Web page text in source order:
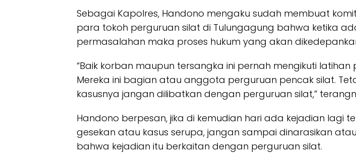
Sebagai Kapolres, Handono mengaku sudah membuat
para tokoh perguruan silat di Tulungagung bahwa ketika
permasalahan maka proses hukum yang akan
“Baik korban maupun tersangka ini pernah mengikuti latihan
Mereka ini bagian atau anggota perguruan pencak silat.
kasusnya jangan dilibatkan dengan perguruan silat,”
Handono berpesan, jika di kemudian hari ada kejadian lagi
gesekan atau kasus serupa, jangan sampai dinarasikan
bahwa kejadian itu berkaitan dengan perguruan silat.